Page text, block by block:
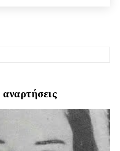
αναρτήσεις